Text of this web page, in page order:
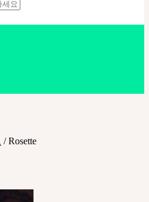
/Rosette